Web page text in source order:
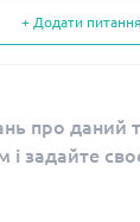
+ Додати питання
про даний
і задайте